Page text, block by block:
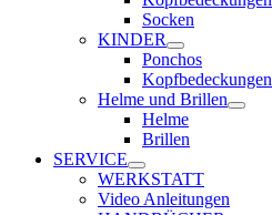
Socken
KINDER
Ponchos
Kopfbedeckungen
Helme und Brillen
Helme
Brillen
SERVICE
WERKSTATT
Video Anleitungen